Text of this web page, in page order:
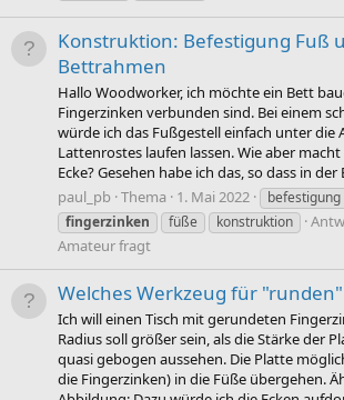
Konstruktion: Befestigung Fuß
Bettrahmen
Hallo Woodworker, ich möchte ein Bett
Fingerzinken verbunden sind. Bei einem
würde ich das Fußgestell einfach unter die
Lattenrostes laufen lassen. Wie aber
Ecke? Gesehen habe ich das, so dass in der
paul_pb Thema 1. Mai 2022 befestigung
fingerzinken
füße konstruktion
Amateur fragt
Welches Werkzeug für "runden"
Ich will einen Tisch mit gerundeten
Radius soll größer sein, als die Stärke der
quasi gebogen aussehen. Die Platte
die Fingerzinken) in die Füße übergehen.